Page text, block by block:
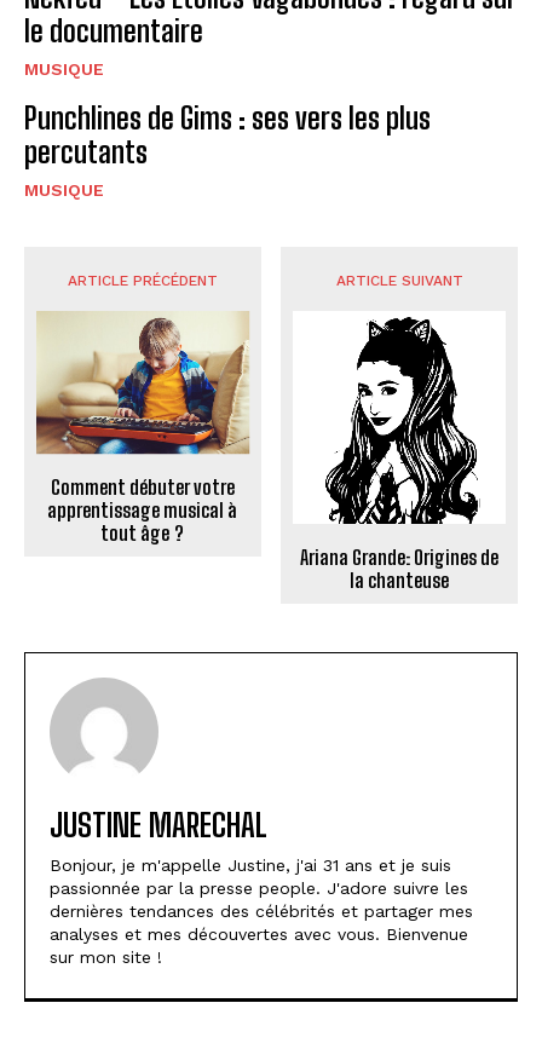
le documentaire
MUSIQUE
Punchlines de Gims : ses vers les plus
percutants
MUSIQUE
ARTICLE PRÉCÉDENT
Comment débuter votre
apprentissage musical à
tout âge ?
ARTICLE SUIVANT
Ariana Grande: Origines de
la chanteuse
JUSTINE MARECHAL
Bonjour, je m'appelle Justine, j'ai 31 ans et je suis
passionnée par la presse people. J'adore suivre les
dernières tendances des célébrités et partager mes
analyses et mes découvertes avec vous. Bienvenue
sur mon site !